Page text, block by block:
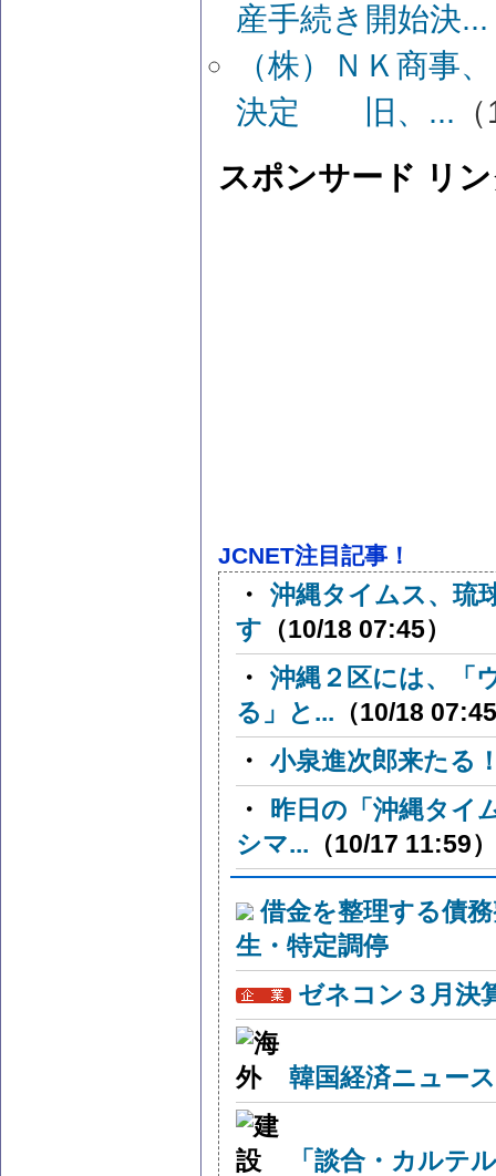
産手続き開始決...
（株）ＮＫ商事
決定 旧、...
スポンサード リ
JCNET注目記事！
・ 沖縄タイムス、琉
す （10/18 07:45）
・ 沖縄２区には、「
る」と... （10/18
・ 小泉進次郎来たる
・
昨日の「沖縄タイ
シマ... （10/17 11:59）
借金を整理する債
生・特定調停
ゼネコン３月決
韓国経済ニュー
「談合・カルテ